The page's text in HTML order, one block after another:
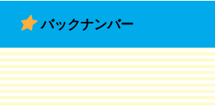
バックナンバー